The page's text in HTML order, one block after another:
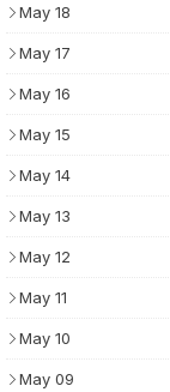
May 18
May 17
May 16
May 15
May 14
May 13
May 12
May 11
May 10
May 09